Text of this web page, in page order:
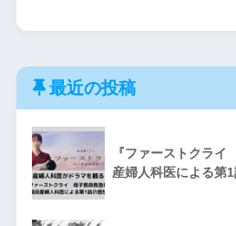
最近の投稿
『ファーストクラ
産婦人科医による第